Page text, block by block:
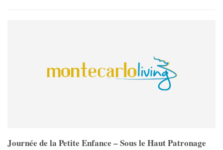
Journée de la Petite Enfance – Sous le Haut Patronage